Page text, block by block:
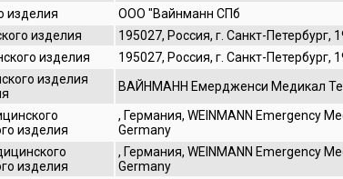
изделия
ООО "Вайнманн СПб
изделия
195027, Россия, г. Санкт-Петербург,
изделия
195027, Россия, г. Санкт-Петербург,
изделия
ВАЙНМАНН Емердженси Медикал
изделия
, Германия, WEINMANN Emergency
Germany
изделия
, Германия, WEINMANN Emergency
Germany